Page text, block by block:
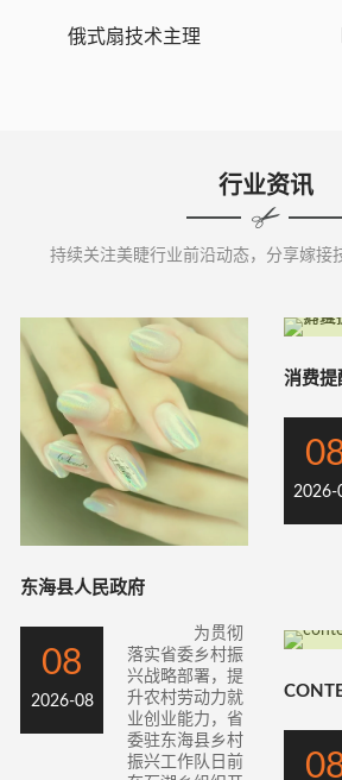
俄式扇技术主理
行业资讯
持续关注美睫行业前沿动态，分享嫁接
东海县人民政府
08
2026-08
为贯彻
落实省委乡村振
兴战略部署，提
升农村劳动力就
业创业能力，省
委驻东海县乡村
振兴工作队日前
2026-